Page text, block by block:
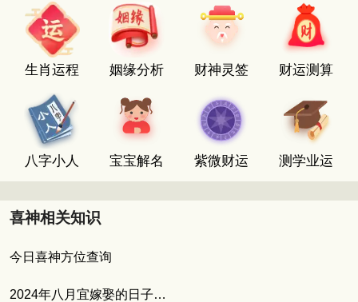
生肖运程 姻缘分析 财神灵签 财运测算
八字小人 宝宝解名 紫微财运 测学业运
喜神相关知识
今日喜神方位查询
2024年八月宜嫁娶的日子 八月适合结婚的吉日